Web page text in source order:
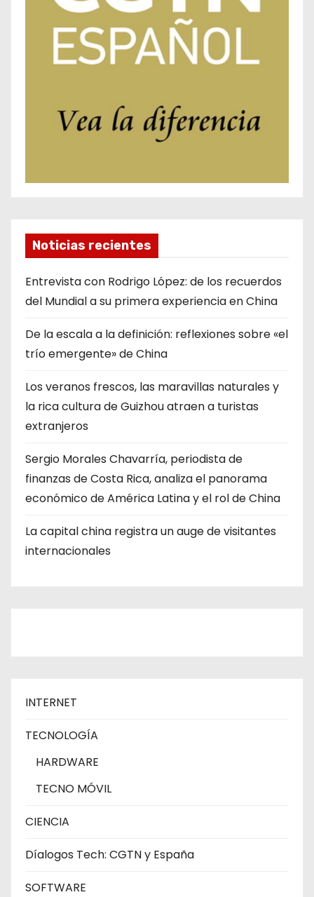
Noticias recientes
Entrevista con Rodrigo López: de los recuerdos
del Mundial a su primera experiencia en China
De la escala a la definición: reflexiones sobre «el
trío emergente» de China
Los veranos frescos, las maravillas naturales y
la rica cultura de Guizhou atraen a turistas
extranjeros
Sergio Morales Chavarría, periodista de
finanzas de Costa Rica, analiza el panorama
económico de América Latina y el rol de China
La capital china registra un auge de visitantes
internacionales
INTERNET
TECNOLOGÍA
HARDWARE
TECNO MÓVIL
CIENCIA
Díalogos Tech: CGTN y España
SOFTWARE